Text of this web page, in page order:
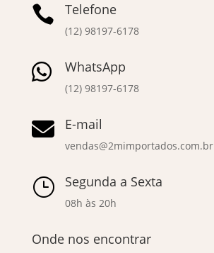
 Telefone
(12) 98197-6178
 WhatsApp
(12) 98197-6178
 E-mail
vendas@2mimportados.com.br
} Segunda a Sexta
08h às 20h
Onde nos encontrar